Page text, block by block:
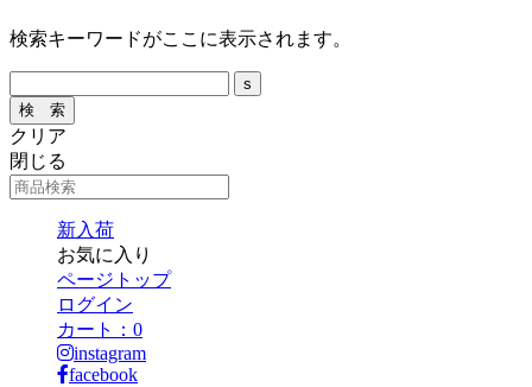
検索キーワードがここに表示されます。
クリア
閉じる
新入荷
お気に入り
ページトップ
ログイン
カート： 0
instagram
facebook